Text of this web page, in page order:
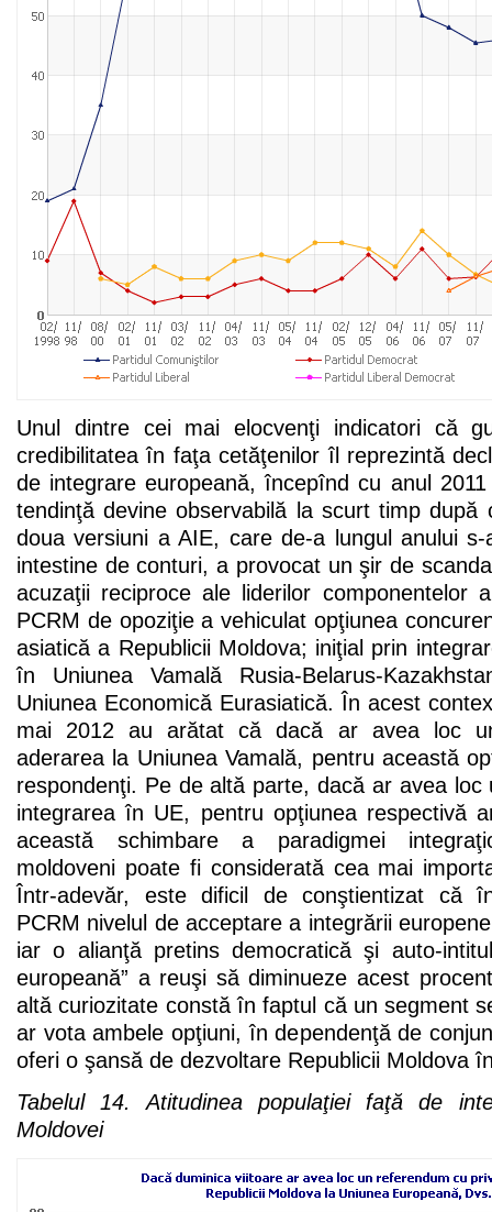
Unul dintre cei mai elocvenţi indicatori că
credibilitatea în faţa cetăţenilor îl reprezintă
de integrare europeană, începînd cu anul
tendinţă devine observabilă la scurt timp după
doua versiuni a AIE, care de-a lungul anului
intestine de conturi, a provocat un şir de
acuzaţii reciproce ale liderilor componentelor
PCRM de opoziţie a vehiculat opţiunea
asiatică a Republicii Moldova; iniţial prin
în Uniunea Vamală Rusia-Belarus-
Uniunea Economică Eurasiatică. În acest
mai 2012 au arătat că dacă ar avea loc
aderarea la Uniunea Vamală, pentru această
respondenţi. Pe de altă parte, dacă ar avea loc
integrarea în UE, pentru opţiunea respectivă
această schimbare a paradigmei
moldoveni poate fi considerată cea mai
Într-adevăr, este dificil de conştientizat că
PCRM nivelul de acceptare a integrării
iar o alianţă pretins democratică şi auto-
europeană” a reuşi să diminueze acest
altă curiozitate constă în faptul că un segment
ar vota ambele opţiuni, în dependenţă de
oferi o şansă de dezvoltare Republicii Moldova
Tabelul 14. Atitudinea populaţiei faţă de
Moldovei